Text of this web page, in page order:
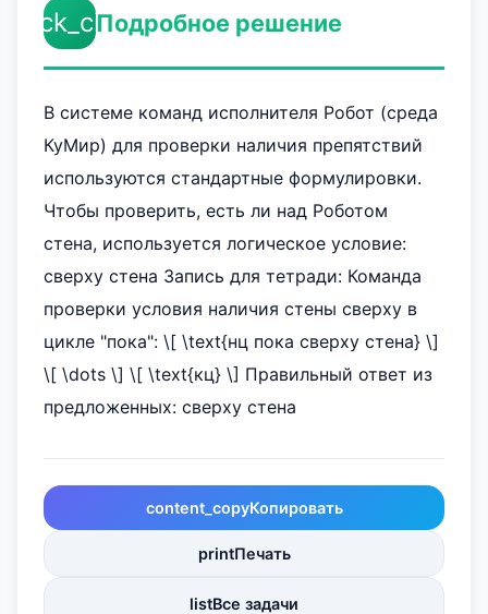
Подробное решение
В системе команд исполнителя Робот (среда
КуМир) для проверки наличия препятствий
используются стандартные формулировки.
Чтобы проверить, есть ли над Роботом
стена, используется логическое условие:
сверху стена Запись для тетради: Команда
проверки условия наличия стены сверху в
цикле "пока": \[ \text{нц пока сверху стена} \]
\[ \dots \] \[ \text{кц} \] Правильный ответ из
предложенных: сверху стена
content_copyКопировать
printПечать
listВсе задачи